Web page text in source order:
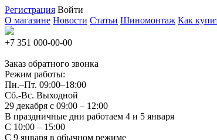
Регистрация Войти
О магазине Новости Статьи Шиномонтаж Как
+7 351 000-00-00
Заказ обратного звонка
Режим работы:
Пн.–Пт. 09:00–18:00
Сб.-Вс. Выходной
29 декабря с 09:00 – 12:00
В праздничные дни работаем 4 и 5 января
С 10:00 – 15:00
С 9 января в обычном режиме